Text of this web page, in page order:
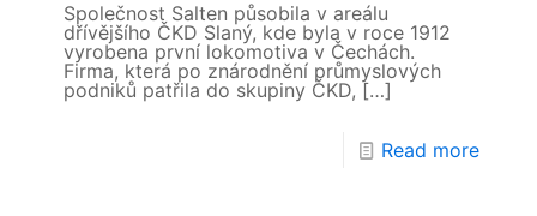
Společnost Salten působila v areálu
dřívějšího ČKD Slaný, kde byla v roce 1912
vyrobena první lokomotiva v Čechách.
Firma, která po znárodnění průmyslových
podniků patřila do skupiny ČKD, […]
Read more